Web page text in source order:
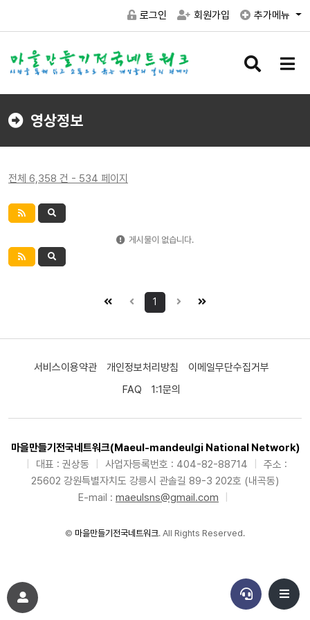
로그인 회원가입 추가메뉴
검
버
메
버
영상정보
전체 6,358 건 - 534 페이지
게시물이 없습니다.
1
서비스이용약관 개인정보처리방침
이메일무단수집거부
FAQ
1:1문의
마을만들기전국네트워크(Maeul-mandeulgi National Network)
대표 : 권상동 사업자등록번호 : 404-82-88714
주소 :
25602 강원특별자치도 강릉시 관솔길 89-3 202호 (내곡동)
E-mail : maeulsns@gmail.com
© 마을만들기전국네트워크. All Rights Reserved.